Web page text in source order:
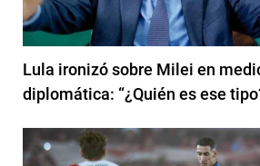
Lula ironizó sobre Milei en
diplomática: “¿Quién es ese